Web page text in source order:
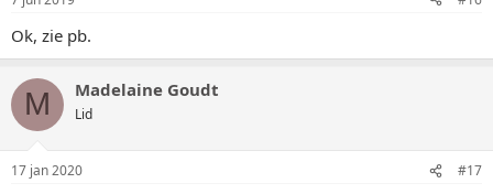
Ok, zie pb.
M Madelaine Goudt
Lid
17 jan 2020 #17